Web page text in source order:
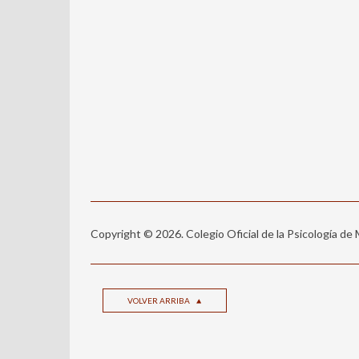
Copyright © 2026. Colegio Oficial de la Psicología de
VOLVER ARRIBA